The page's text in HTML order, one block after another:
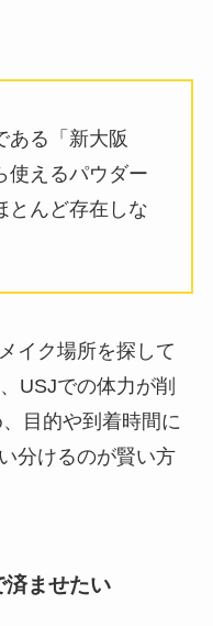
ある「新大阪
使えるパウダー
とんど存在しな
イク場所を探して
USJでの体力が削
目的や到着時間に
分けるのが賢い方
ませたい